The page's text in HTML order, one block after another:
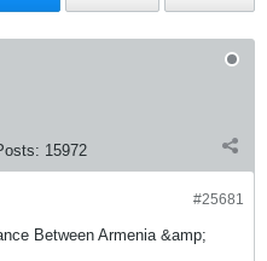
15972
#25681
Between Armenia &amp;